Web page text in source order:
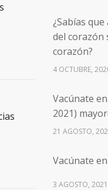
¿Sabías
del corazón
corazón?
4 OCTUBRE,
Vacúnate
2021)
21 AGOSTO,
Vacúnate
3 AGOSTO, 2021